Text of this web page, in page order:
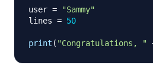
user =
"Sammy"
lines = 50
print ( "Congratulations, "